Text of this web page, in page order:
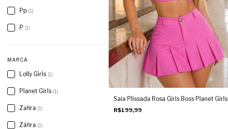
Pp (1)
P (1)
MARCA
Lolly Girls (1)
Planet Girls (1)
Zafira (1)
Záfira (1)
Saia Plissada Rosa Girls Boss Planet Girls
R$199,99